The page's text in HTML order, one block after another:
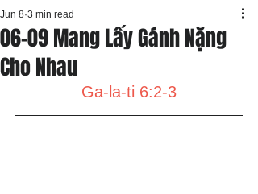
06-09 Mang Lấy Gánh Nặng
Cho Nhau
Jun 8 3 min read
Ga-la-ti 6:2-3